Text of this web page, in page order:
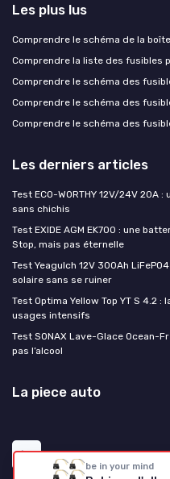
be in your mind
Les plus lus
Comprendre le schéma de la
Comprendre la liste des fusibles
Comprendre le schéma des
Comprendre le schéma des
Comprendre le schéma des
Les derniers articles
Test ECO-WORTHY 12V/24V
sans chichis
Test EXIDE AGM EK700 : une
Stop, mais pas éternelle
Test Yeagulch 12V 300Ah
solaire sans se ruiner
Test Optima Yellow Top YT S 4.2
usages intensifs
Test SONAX Lave-Glace Ocean-
pas l’alcool
La piece auto